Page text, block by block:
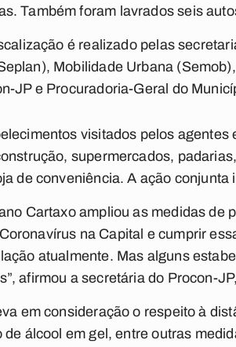
Também foram lavrados seis
é realizado pelas
Mobilidade Urbana
JP e Procuradoria-Geral do
visitados pelos
supermercados,
de conveniência. A ação
Cartaxo ampliou as medidas de
na Capital e cumprir
atualmente. Mas alguns
afirmou a secretária do Procon-
em consideração o respeito à
álcool em gel, entre outras